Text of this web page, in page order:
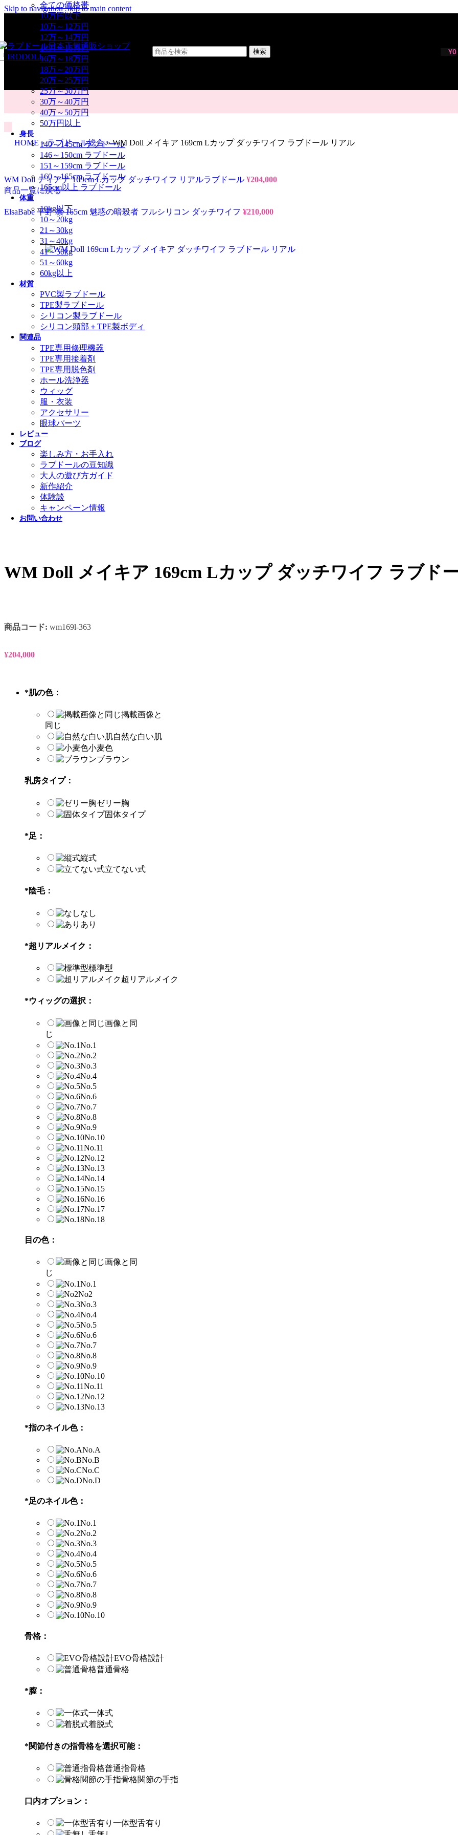
Skip to navigationSkip to main content
検索 ¥0
全ての価格帯
10万円以下
10万～12万円
12万～14万円
14万～16万円
16万～18万円
18万～20万円
20万～25万円
25万～30万円
30万～40万円
40万～50万円
50万円以上
身長
140～145cm ラブドール
146～150cm ラブドール
151～159cm ラブドール
160～165cm ラブドール
165cm以上 ラブドール
体重
10kg以下
10～20kg
21～30kg
31～40kg
41～50kg
51～60kg
60kg以上
材質
PVC製ラブドール
TPE製ラブドール
シリコン製ラブドール
シリコン頭部＋TPE製ボディ
関連品
TPE専用修理機器
TPE専用接着剤
TPE専用脱色剤
ホール洗浄器
ウィッグ
服・衣装
アクセサリー
眼球パーツ
レビュー
ブログ
楽しみ方・お手入れ
ラブドールの豆知識
大人の遊び方ガイド
新作紹介
体験談
キャンペーン情報
お問い合わせ
HOME »ラブドール総合»WM Doll メイキア 169cm Lカップ ダッチワイフ ラブドール リアル
WM Doll ディアナ 169cm Lカップ ダッチワイフ リアルラブドール ¥204,000
商品一覧に戻る
ElsaBabe 平野 凛 165cm 魅惑の暗殺者 フルシリコン ダッチワイフ ¥210,000
WM Doll メイキア 169cm Lカップ ダッチワイフ ラブド
商品コード: wm169l-363
¥204,000
*肌の色：
掲載画像と
同じ
自然な白い肌
小麦色
ブラウン
乳房タイプ：
ゼリー胸
固体タイプ
*足：
縦式
立てない式
*陰毛：
なし
あり
*超リアルメイク：
標準型
超リアルメイク
*ウィッグの選択：
画像と同
じ
No.1
No.2
No.3
No.4
No.5
No.6
No.7
No.8
No.9
No.10
No.11
No.12
No.13
No.14
No.15
No.16
No.17
No.18
目の色：
画像と同
じ
No.1
No2
No.3
No.4
No.5
No.6
No.7
No.8
No.9
No.10
No.11
No.12
No.13
*指のネイル色：
No.A
No.B
No.C
No.D
*足のネイル色：
No.1
No.2
No.3
No.4
No.5
No.6
No.7
No.8
No.9
No.10
骨格：
EVO骨格設計
普通骨格
*膣：
一体式
着脱式
*関節付きの指骨格を選択可能：
普通指骨格
骨格関節の手指
口内オプション：
一体型舌有り